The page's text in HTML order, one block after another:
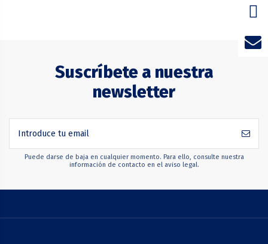
Suscríbete a nuestra
newsletter
Puede darse de baja en cualquier momento. Para ello, consulte nuestra
información de contacto en el aviso legal.